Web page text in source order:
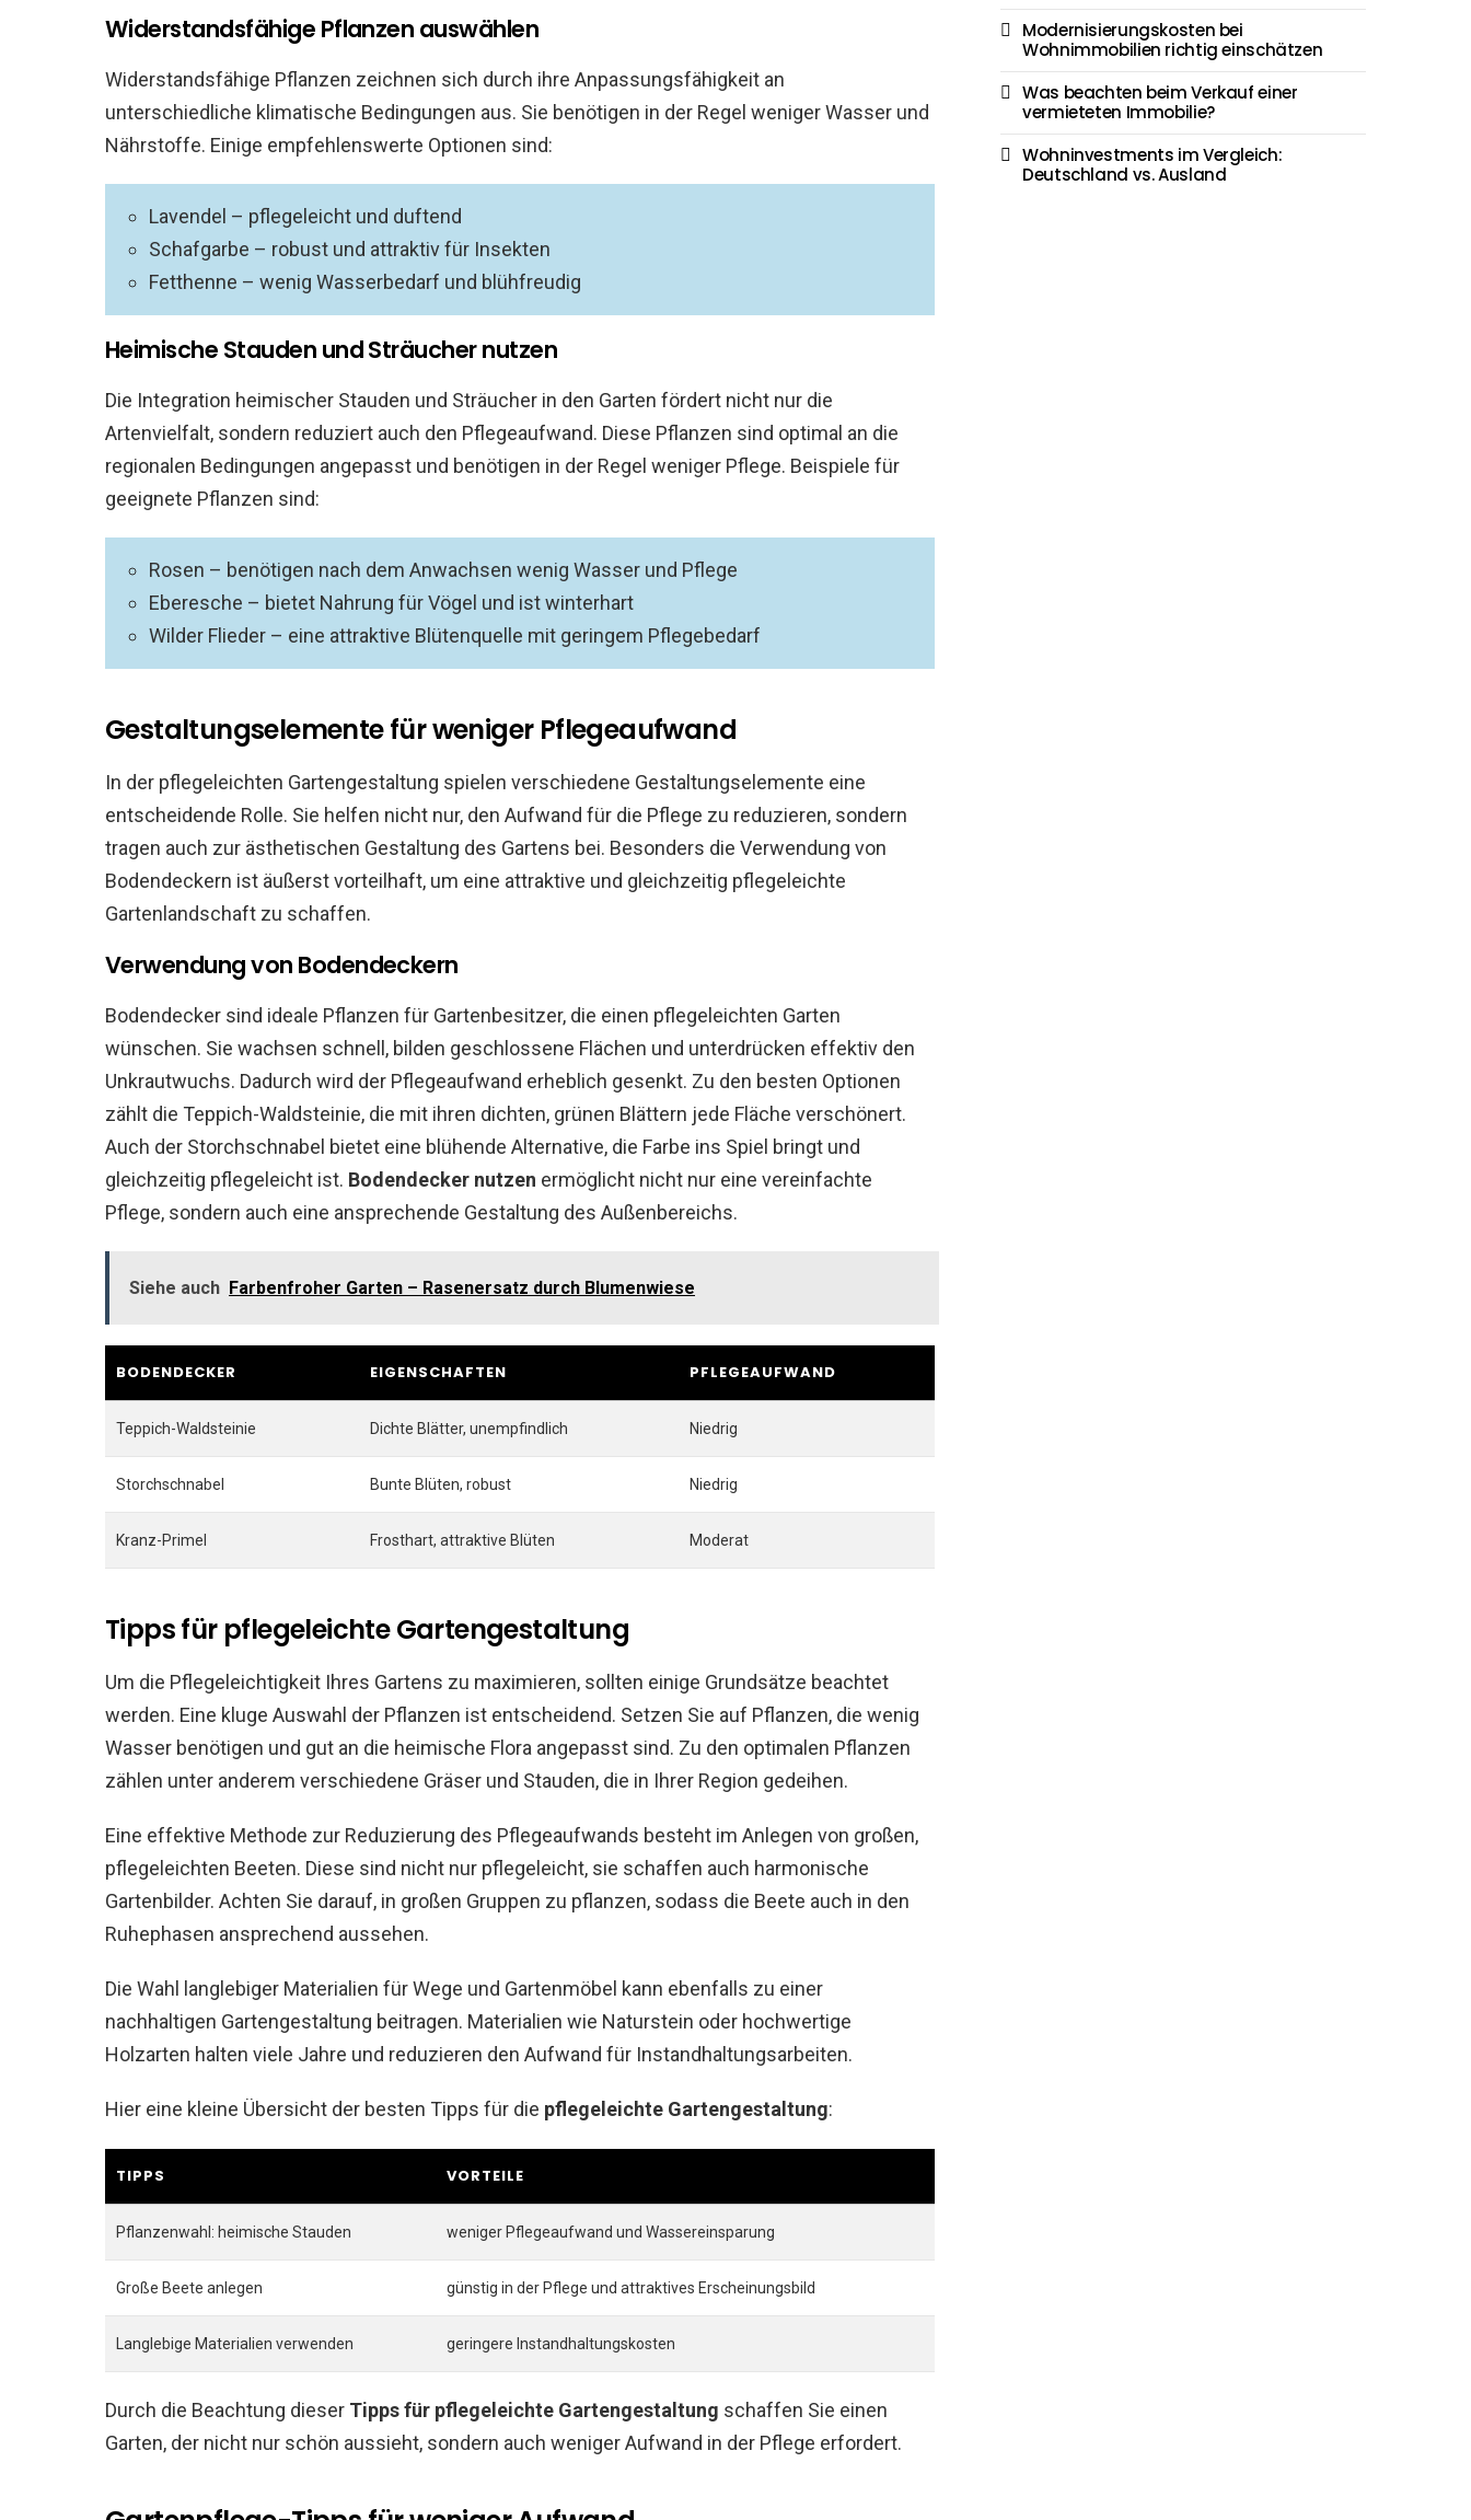
Widerstandsfähige Pflanzen auswählen
Widerstandsfähige Pflanzen zeichnen sich durch ihre Anpassungsfähigkeit an
unterschiedliche klimatische Bedingungen aus. Sie benötigen in der Regel weniger Wasser und
Nährstoffe. Einige empfehlenswerte Optionen sind:
Lavendel – pflegeleicht und duftend
Schafgarbe – robust und attraktiv für Insekten
Fetthenne – wenig Wasserbedarf und blühfreudig
Heimische Stauden und Sträucher nutzen
Die Integration heimischer Stauden und Sträucher in den Garten fördert nicht nur die
Artenvielfalt, sondern reduziert auch den Pflegeaufwand. Diese Pflanzen sind optimal an die
regionalen Bedingungen angepasst und benötigen in der Regel weniger Pflege. Beispiele für
geeignete Pflanzen sind:
Rosen – benötigen nach dem Anwachsen wenig Wasser und Pflege
Eberesche – bietet Nahrung für Vögel und ist winterhart
Wilder Flieder – eine attraktive Blütenquelle mit geringem Pflegebedarf
Gestaltungselemente für weniger Pflegeaufwand
In der pflegeleichten Gartengestaltung spielen verschiedene Gestaltungselemente eine
entscheidende Rolle. Sie helfen nicht nur, den Aufwand für die Pflege zu reduzieren, sondern
tragen auch zur ästhetischen Gestaltung des Gartens bei. Besonders die Verwendung von
Bodendeckern ist äußerst vorteilhaft, um eine attraktive und gleichzeitig pflegeleichte
Gartenlandschaft zu schaffen.
Verwendung von Bodendeckern
Bodendecker sind ideale Pflanzen für Gartenbesitzer, die einen pflegeleichten Garten
wünschen. Sie wachsen schnell, bilden geschlossene Flächen und unterdrücken effektiv den
Unkrautwuchs. Dadurch wird der Pflegeaufwand erheblich gesenkt. Zu den besten Optionen
zählt die Teppich-Waldsteinie, die mit ihren dichten, grünen Blättern jede Fläche verschönert.
Auch der Storchschnabel bietet eine blühende Alternative, die Farbe ins Spiel bringt und
gleichzeitig pflegeleicht ist. Bodendecker nutzen ermöglicht nicht nur eine vereinfachte
Pflege, sondern auch eine ansprechende Gestaltung des Außenbereichs.
Siehe auch Farbenfroher Garten – Rasenersatz durch Blumenwiese
BODENDECKER EIGENSCHAFTEN PFLEGEAUFWAND
Teppich-Waldsteinie Dichte Blätter, unempfindlich Niedrig
Storchschnabel Bunte Blüten, robust Niedrig
Kranz-Primel Frosthart, attraktive Blüten Moderat
Tipps für pflegeleichte Gartengestaltung
Um die Pflegeleichtigkeit Ihres Gartens zu maximieren, sollten einige Grundsätze beachtet
werden. Eine kluge Auswahl der Pflanzen ist entscheidend. Setzen Sie auf Pflanzen, die wenig
Wasser benötigen und gut an die heimische Flora angepasst sind. Zu den optimalen Pflanzen
zählen unter anderem verschiedene Gräser und Stauden, die in Ihrer Region gedeihen.
Eine effektive Methode zur Reduzierung des Pflegeaufwands besteht im Anlegen von großen,
pflegeleichten Beeten. Diese sind nicht nur pflegeleicht, sie schaffen auch harmonische
Gartenbilder. Achten Sie darauf, in großen Gruppen zu pflanzen, sodass die Beete auch in den
Ruhephasen ansprechend aussehen.
Die Wahl langlebiger Materialien für Wege und Gartenmöbel kann ebenfalls zu einer
nachhaltigen Gartengestaltung beitragen. Materialien wie Naturstein oder hochwertige
Holzarten halten viele Jahre und reduzieren den Aufwand für Instandhaltungsarbeiten.
Hier eine kleine Übersicht der besten Tipps für die pflegeleichte Gartengestaltung:
TIPPS VORTEILE
Pflanzenwahl: heimische Stauden weniger Pflegeaufwand und Wassereinsparung
Große Beete anlegen günstig in der Pflege und attraktives Erscheinungsbild
Langlebige Materialien verwenden geringere Instandhaltungskosten
Durch die Beachtung dieser Tipps für pflegeleichte Gartengestaltung schaffen Sie einen
Garten, der nicht nur schön aussieht, sondern auch weniger Aufwand in der Pflege erfordert.
Modernisierungskosten bei
Wohnimmobilien richtig einschätzen
Was beachten beim Verkauf einer
vermieteten Immobilie?
Wohninvestments im Vergleich:
Deutschland vs. Ausland